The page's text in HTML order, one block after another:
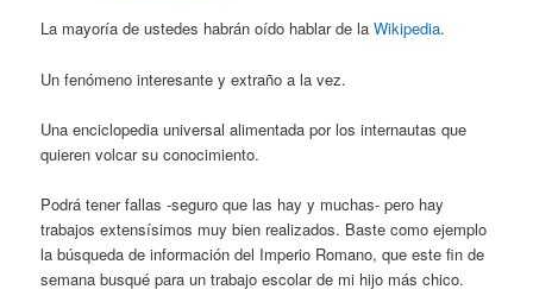
La mayoría de ustedes habrán oído hablar de laWikipedia.
Un fenómeno interesante y extraño a la vez.
Una enciclopedia universal alimentada por los internautas que
quieren volcar su conocimiento.
Podrá tener fallas -seguro que las hay y muchas- pero hay
trabajos extensísimos muy bien realizados. Baste como ejemplo
la búsqueda de información del Imperio Romano, que este fin de
semana busqué para un trabajo escolar de mi hijo más chico.